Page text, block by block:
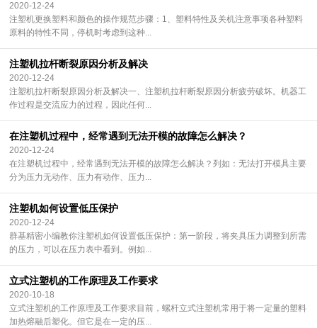
2020-12-24
注塑机更换塑料和颜色的操作规范步骤：1、塑料特性及关机注意事项各种塑料
原料的特性不同，停机时考虑到这种...
注塑机拉杆断裂原因分析及解决
2020-12-24
注塑机拉杆断裂原因分析及解决一、注塑机拉杆断裂原因分析疲劳破坏。机器工
作过程是交流应力的过程，因此任何...
在注塑机过程中，经常遇到无法开模的故障怎么解决？
2020-12-24
在注塑机过程中，经常遇到无法开模的故障怎么解决？列如：无法打开模具主要
分为压力无动作、压力有动作、压力...
注塑机如何设置低压保护
2020-12-24
群基精密小编教你注塑机如何设置低压保护：第一阶段，将夹具压力调整到所需
的压力，可以在压力表中看到。例如...
立式注塑机的工作原理及工作要求
2020-10-18
立式注塑机的工作原理及工作要求目前，螺杆立式注塑机常用于将一定量的塑料
加热熔融后塑化。但它是在一定的压...